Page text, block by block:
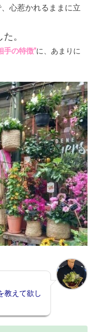
心惹かれるままに立
。
手の特徴”に、あまりに
教えて欲し